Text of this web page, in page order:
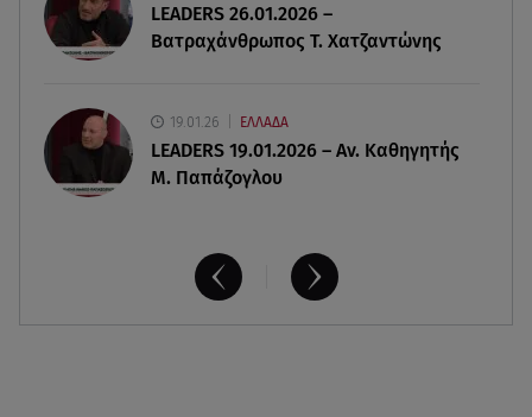
Κυψέλη: Ληστεία ή ερωτική απόρριψη εξετάζει η
ΕΛ.ΑΣ για τη δολοφονία
LEADERS 26.01.2026 –
Βατραχάνθρωπος Τ. Χατζαντώνης
19.01.26 ΕΛΛΑΔΑ
LEADERS 19.01.2026 – Αν. Καθηγητής
Μ. Παπάζογλου